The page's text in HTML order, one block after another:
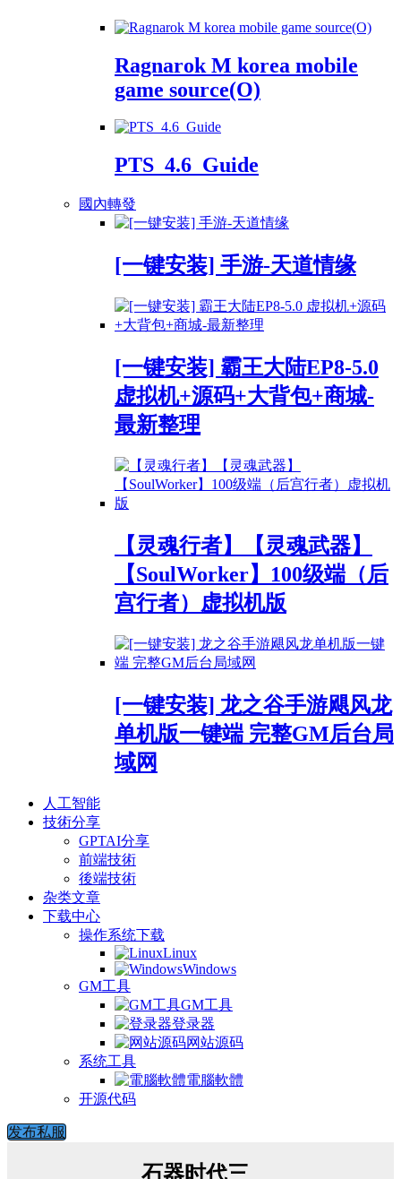
Ragnarok M korea mobile
game source(O)
PTS_4.6_Guide
國內轉發
[一键安装] 手游-天道情缘
[一键安装] 霸王大陆EP8-5.0
虚拟机+源码+大背包+商城-
最新整理
【灵魂行者】【灵魂武器】
【SoulWorker】100级端（后
宫行者）虚拟机版
[一键安装] 龙之谷手游飓风龙
单机版一键端 完整GM后台局
域网
人工智能
技術分享
GPTAI分享
前端技術
後端技術
杂类文章
下载中心
操作系统下载
Linux
Windows
GM工具
GM工具
登录器
网站源码
系统工具
電腦軟體
开源代码
发布私服
石器时代三